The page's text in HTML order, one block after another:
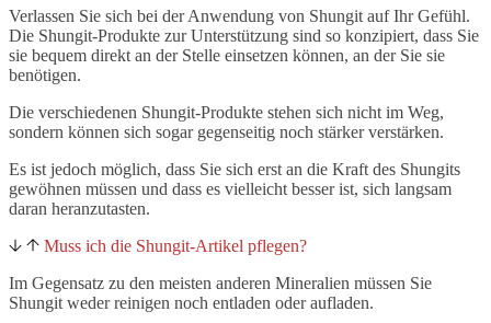
Verlassen Sie sich bei der Anwendung von Shungit auf Ihr Gefühl.
Die Shungit-Produkte zur Unterstützung sind so konzipiert, dass Sie
sie bequem direkt an der Stelle einsetzen können, an der Sie sie
benötigen.
Die verschiedenen Shungit-Produkte stehen sich nicht im Weg,
sondern können sich sogar gegenseitig noch stärker verstärken.
Es ist jedoch möglich, dass Sie sich erst an die Kraft des Shungits
gewöhnen müssen und dass es vielleicht besser ist, sich langsam
daran heranzutasten.
Muss ich die Shungit-Artikel pflegen?
Im Gegensatz zu den meisten anderen Mineralien müssen Sie
Shungit weder reinigen noch entladen oder aufladen.